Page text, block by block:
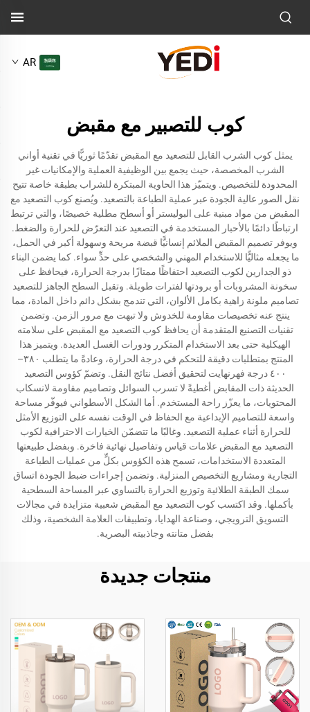
AR
كوب للتصبير مع مقبض
يمثل كوب الشرب القابل للتصعيد مع المقبض تقدّمًا ثوريًّا في تقنية أواني
الشرب المخصصة، حيث يجمع بين الوظيفية العملية والإمكانيات غير
المحدودة للتخصيص. ويتميّز هذا الحاوية المبتكرة للشراب بطبقة خاصة تتيح
نقل الصور عالية الجودة عبر عملية الطباعة بالتصعيد. ويُصنع كوب التصعيد مع
المقبض من مواد مبنية على البوليستر أو أسطح مطلية خصيصًا، والتي ترتبط
ارتباطًا دائمًا بالأحبار المستخدمة في التصعيد عند التعرّض للحرارة والضغط.
ويوفر تصميم المقبض الملائم إنسانيًّا قبضة مريحة وسهولة أكبر في الحمل،
ما يجعله مثاليًّا للاستخدام المهني والشخصي على حدٍّ سواء. كما يضمن البناء
ذو الجدارين لكوب التصعيد احتفاظًا ممتازًا بدرجة الحرارة، فيحافظ على
سخونة المشروبات أو برودتها لفترات طويلة. وتقبل السطح الجاهز للتصعيد
تصاميم ملونة زاهية بكامل الألوان، التي تندمج بشكل دائم داخل المادة، مما
ينتج عنه تخصيصات مقاومة للخدوش ولا تبهت مع مرور الزمن. وتضمن
تقنيات التصنيع المتقدمة أن يحافظ كوب التصعيد مع المقبض على سلامته
الهيكلية حتى بعد الاستخدام المتكرر ودورات الغسل العديدة. ويتميز هذا
المنتج بمتطلبات دقيقة للتحكم في درجة الحرارة، وعادةً ما يتطلب ٣٨٠–
٤٠٠ درجة فهرنهايت لتحقيق أفضل نتائج النقل. وتضمّ كؤوس التصعيد
الحديثة ذات المقابض أغطيةً لا تسرب السوائل وتصاميم مقاومة لانسكاب
المحتويات، ما يعزّز راحة المستخدم. أما الشكل الأسطواني فيوفّر مساحة
واسعة للتصاميم الإبداعية مع الحفاظ في الوقت نفسه على التوزيع الأمثل
للحرارة أثناء عملية التصعيد. وغالبًا ما تتضمّن الخيارات الاحترافية لكوب
التصعيد مع المقبض علامات قياس وتفاصيل نهائية فاخرة. وبفضل طبيعتها
المتعددة الاستخدامات، تسمح هذه الكؤوس بكلٍّ من عمليات الطباعة
التجارية ومشاريع التخصيص المنزلية. وتضمن إجراءات ضبط الجودة اتساق
سمك الطبقة الطلائية وتوزيع الحرارة بالتساوي عبر المساحة السطحية
بأكملها. وقد اكتسب كوب التصعيد مع المقبض شعبية متزايدة في مجالات
التسويق الترويجي، وصناعة الهدايا، وتطبيقات العلامة الشخصية، وذلك
بفضل متانته وجاذبيته البصرية.
منتجات جديدة